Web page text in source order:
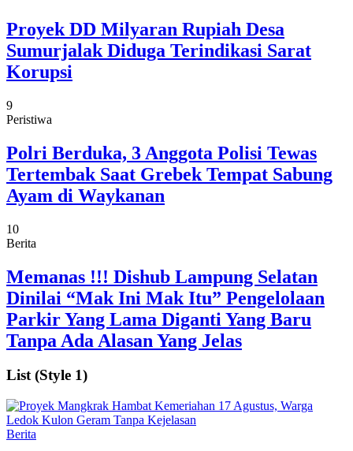
Proyek DD Milyaran Rupiah Desa
Sumurjalak Diduga Terindikasi Sarat
Korupsi
9
Peristiwa
Polri Berduka, 3 Anggota Polisi Tewas
Tertembak Saat Grebek Tempat Sabung
Ayam di Waykanan
10
Berita
Memanas !!! Dishub Lampung Selatan
Dinilai “Mak Ini Mak Itu” Pengelolaan
Parkir Yang Lama Diganti Yang Baru
Tanpa Ada Alasan Yang Jelas
List (Style 1)
Berita